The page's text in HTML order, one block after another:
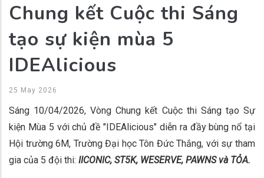
Chung kết Cuộc thi Sáng
tạo sự kiện mùa 5
IDEAlicious
25 May 2026
Sáng 10/04/2026, Vòng Chung kết Cuộc thi Sáng tạo Sự
kiện Mùa 5 với chủ đề "IDEAlicious" diễn ra đầy bùng nổ tại
Hội trường 6M, Trường Đại học Tôn Đức Thắng, với sự tham
gia của 5 đội thi: IICONIC, ST5K, WESERVE, PAWNS và TỎA.